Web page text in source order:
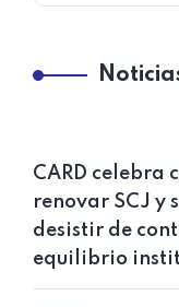
CARD celebra
renovar SCJ y
desistir de
equilibrio